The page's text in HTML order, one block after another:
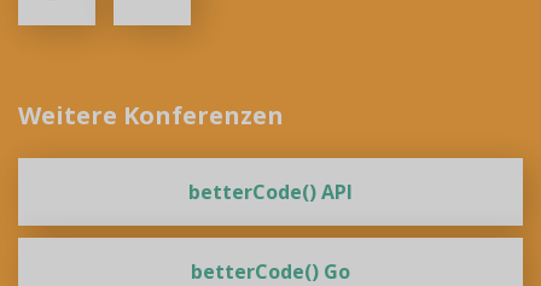
Weitere Konferenzen
betterCode() API
betterCode() Go